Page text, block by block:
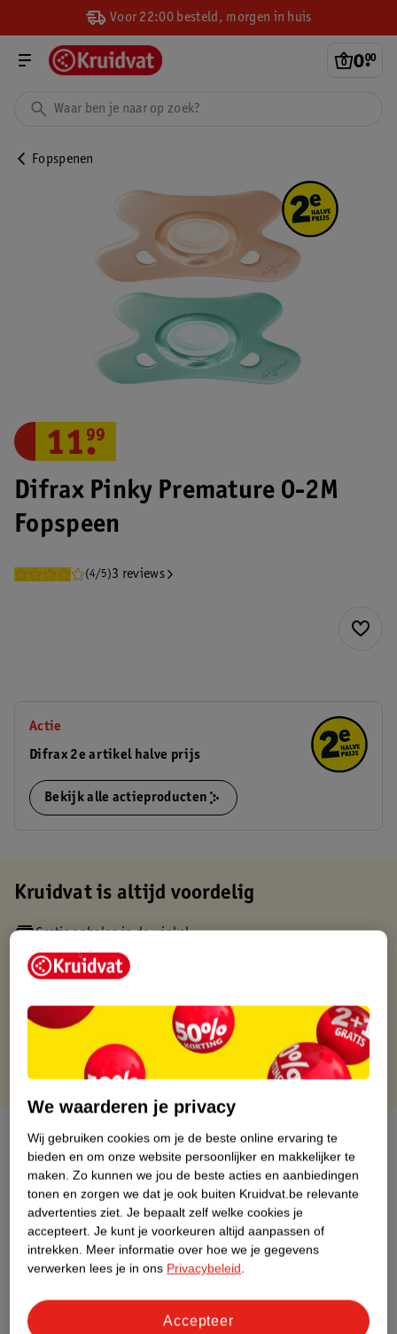
Voor 22:00 besteld, morgen in huis
0.
00
Fopspenen
Difrax Pinky Premature 0-2M
Fopspeen
(4/5)3 reviews
11.
99
Actie
Difrax 2e artikel halve prijs
Bekijk alle actieproducten
Kruidvat is altijd voordelig
Gratis ophalen in de winkel
Op werkdagen voor 22:00 uur besteld, volgende dag in huis
Gratis thuisbezorgd vanaf 50.00
Gratis punten met je Kruidvat kaart
Over dit product
Productinformatie
Etiketinformatie
Nature Impact Score
Impact Score.
We waarderen je privacy
Wij gebruiken cookies om je de beste online ervaring te
bieden en om onze website persoonlijker en makkelijker te
maken. Zo kunnen we jou de beste acties en aanbiedingen
tonen en zorgen we dat je ook buiten Kruidvat.be relevante
advertenties ziet. Je bepaalt zelf welke cookies je
accepteert. Je kunt je voorkeuren altijd aanpassen of
intrekken. Meer informatie over hoe we je gegevens
verwerken lees je in ons Privacybeleid.
Accepteer